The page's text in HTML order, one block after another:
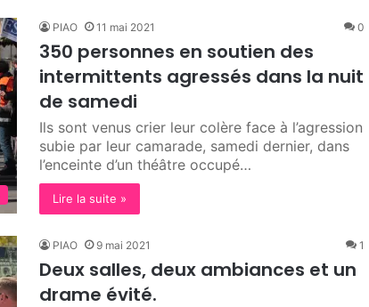
PIAO 11 mai 2021 0
350 personnes en soutien des
intermittents agressés dans la nuit
de samedi
Ils sont venus crier leur colère face à l’agression
subie par leur camarade, samedi dernier, dans
l’enceinte d’un théâtre occupé…
Lire la suite »
PIAO 9 mai 2021 1
Deux salles, deux ambiances et un
drame évité.